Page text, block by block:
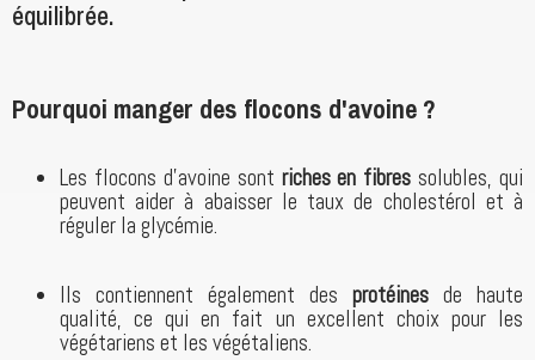
équilibrée.
Pourquoi manger des flocons d'avoine ?
Les flocons d'avoine sont riches en fibres solubles, qui
peuvent aider à abaisser le taux de cholestérol et à
réguler la glycémie.
Ils contiennent également des protéines de haute
qualité, ce qui en fait un excellent choix pour les
végétariens et les végétaliens.